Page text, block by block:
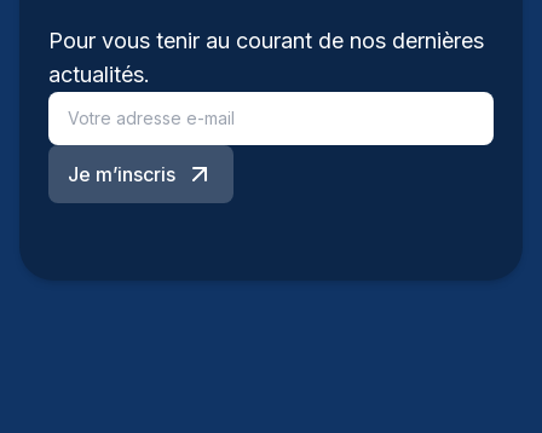
Pour vous tenir au courant de nos dernières
actualités.
Je m’inscris